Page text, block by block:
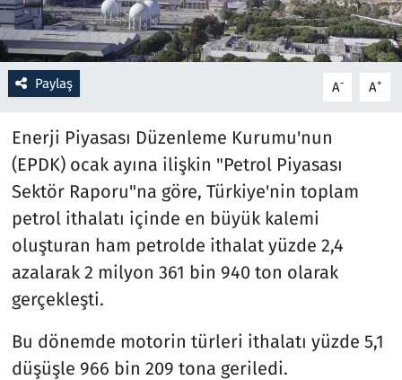
Paylaş A- A+
Enerji Piyasası Düzenleme Kurumu'nun
(EPDK) ocak ayına ilişkin "Petrol Piyasası
Sektör Raporu"na göre, Türkiye'nin toplam
petrol ithalatı içinde en büyük kalemi
oluşturan ham petrolde ithalat yüzde 2,4
azalarak 2 milyon 361 bin 940 ton olarak
gerçekleşti.
Bu dönemde motorin türleri ithalatı yüzde 5,1
düşüşle 966 bin 209 tona geriledi.
Rüya Tabirleri
Sağlık
Savunma Sanayi
Seçim 2023
Spor
Teknoloji ve Bilim
Televizyon